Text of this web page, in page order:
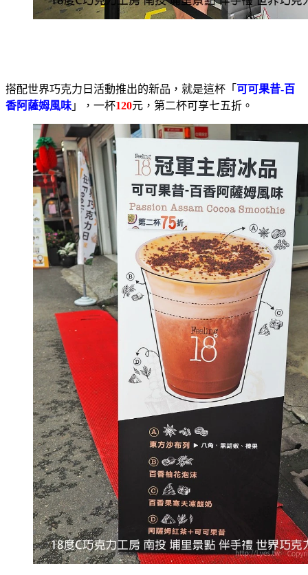
搭配世界巧克力日活動推出的新品，就是這杯「 可可果昔-百
香阿薩姆風味 」，一杯120元，第二杯可享七五折。